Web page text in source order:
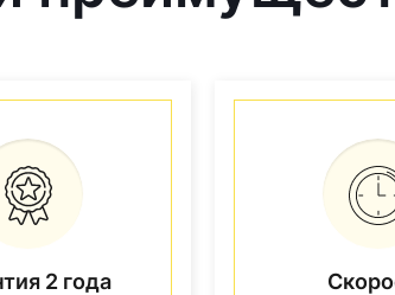
2 года